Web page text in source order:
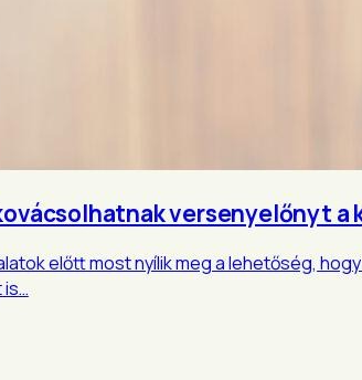
versenyelőnyt a
előtt most nyílik meg a lehetőség,
is…